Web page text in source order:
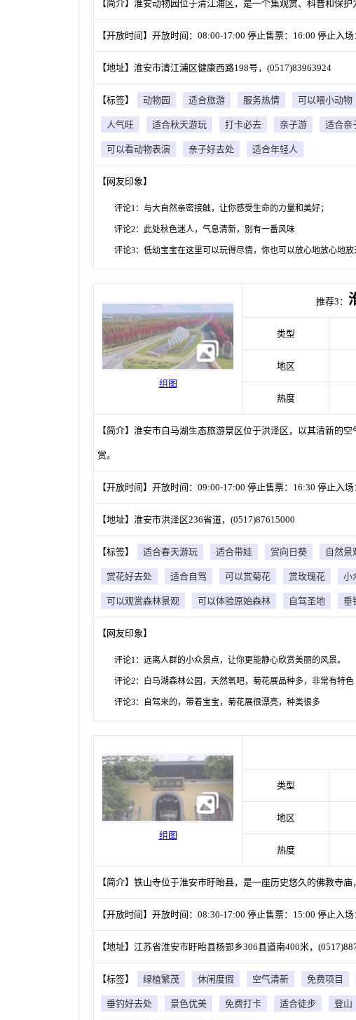
【简介】淮安动物园位于清江浦区，是一个集观赏、科普和保护
【开放时间】开放时间：08:00-17:00 停止售票：16:00 停止入场
【地址】淮安市清江浦区健康西路198号，(0517)83963924
【标签】 动物园 适合旅游 服务热情 可以喂小动物
人气旺 适合秋天游玩 打卡必去 亲子游 适合亲
可以看动物表演 亲子好去处 适合年轻人
【网友印象】
评论1：与大自然亲密接触，让你感受生命的力量和美好；
评论2：此处秋色迷人，气息清新，别有一番风味
评论3：低幼宝宝在这里可以玩得尽情，你也可以放心地放心地放
组图
推荐3：
类型
地区
热度
【简介】淮安市白马湖生态旅游景区位于洪泽区，以其清新的
赏。
【开放时间】开放时间：09:00-17:00 停止售票：16:30 停止入场
【地址】淮安市洪泽区236省道，(0517)87615000
【标签】 适合春天游玩 适合带娃 赏向日葵 自然景
赏花好去处 适合自驾 可以赏菊花 赏玫瑰花 小
可以观赏森林景观 可以体验原始森林 自驾圣地 垂
【网友印象】
评论1：远离人群的小众景点，让你更能静心欣赏美丽的风景。
评论2：白马湖森林公园，天然氧吧，菊花展品种多，非常有特色
评论3：自驾来的，带着宝宝，菊花展很漂亮，种类很多
组图
类型
地区
热度
【简介】铁山寺位于淮安市盱眙县，是一座历史悠久的佛教寺庙
【开放时间】开放时间：08:30-17:00 停止售票：15:00 停止入场
【地址】江苏省淮安市盱眙县杨郢乡306县道南400米，
【标签】 绿植繁茂 休闲度假 空气清新 免费项目
垂钓好去处 景色优美 免费打卡 适合徒步 登山